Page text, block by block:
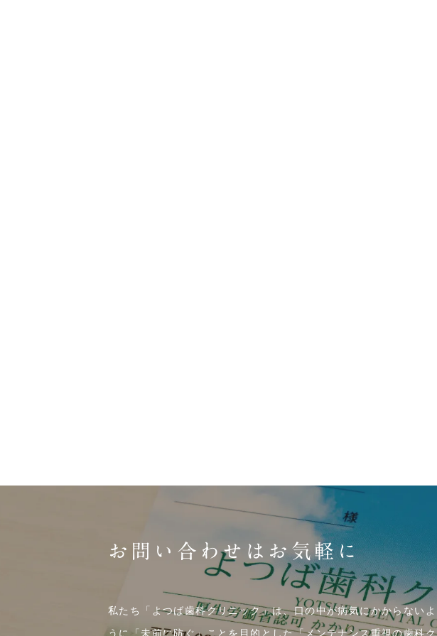
お問い合わせはお気軽に
私たち「よつば歯科クリニック」は、口の中が病気にかからないよ
うに「未前に防ぐ」ことを目的とした「メンテナンス重視の歯科ク